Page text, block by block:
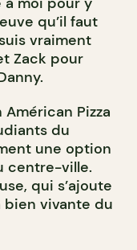
qu’il faut
vraiment
Zack pour
Pizza
du
une option
centre-ville.
qui s’ajoute
bien vivante du